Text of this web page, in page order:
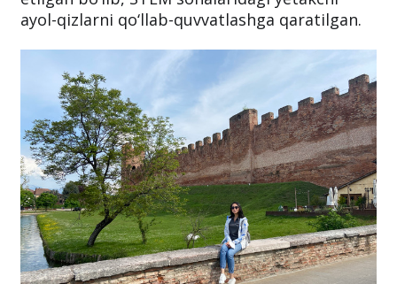
ayol-qizlarni qo‘llab-quvvatlashga qaratilgan.